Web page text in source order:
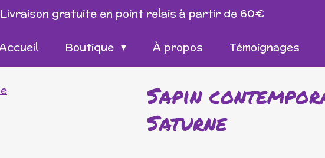
Livraison gratuite en point relais à partir de 60€
Boutique À propos Témoignages
Sapin
Saturne